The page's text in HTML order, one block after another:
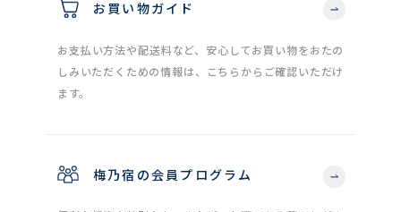
お買い物ガイド
お支払い方法や配送料など、安心してお買い物をおたの
しみいただくための情報は、こちらからご確認いただけ
ます。
梅乃宿の会員プログラム